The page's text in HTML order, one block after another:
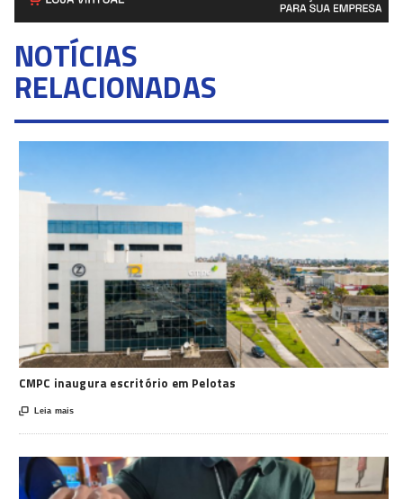
NOTÍCIAS
RELACIONADAS
CMPC inaugura escritório em Pelotas
 Leia mais